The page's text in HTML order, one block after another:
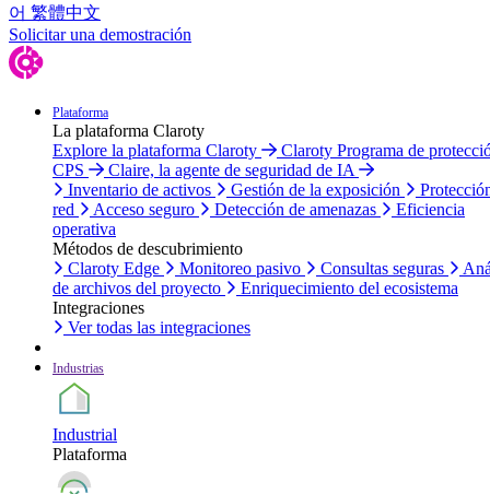
어 繁體中文
Solicitar una demostración
Plataforma
La plataforma Claroty
Explore la plataforma Claroty
Claroty Programa de
CPS
Claire, la agente de seguridad de IA
Inventario de activos
Gestión de la exposición
red
Acceso seguro Detección de amenazas
Eficiencia
operativa
Métodos de descubrimiento
Claroty Edge
Monitoreo pasivo Consultas seguras
de archivos del proyecto
Enriquecimiento del ecosistema
Integraciones
Ver todas las integraciones
Industrias
Industrial
Plataforma